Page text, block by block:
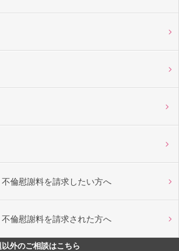
倫慰謝料を請求したい方へ
倫慰謝料を請求された方へ
外のご相談はこちら